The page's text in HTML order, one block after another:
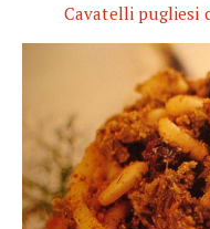
Cavatelli pugliesi